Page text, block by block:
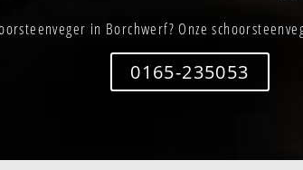
in Borchwerf? Onze
0165-235053